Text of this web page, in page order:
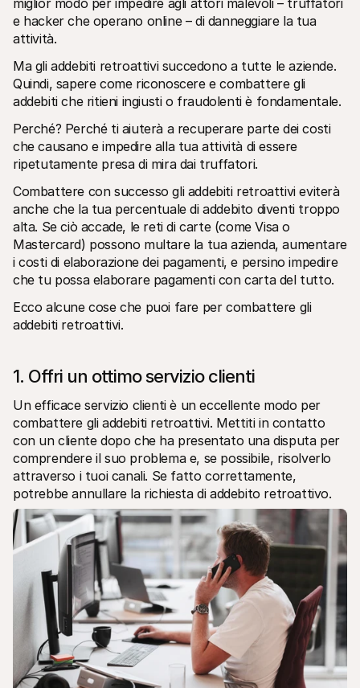
miglior modo per impedire agli attori malevoli – truffatori
e hacker che operano online – di danneggiare la tua
attività.
Ma gli addebiti retroattivi succedono a tutte le aziende.
Quindi, sapere come riconoscere e combattere gli
addebiti che ritieni ingiusti o fraudolenti è fondamentale.
Perché? Perché ti aiuterà a recuperare parte dei costi
che causano e impedire alla tua attività di essere
ripetutamente presa di mira dai truffatori.
Combattere con successo gli addebiti retroattivi eviterà
anche che la tua percentuale di addebito diventi troppo
alta. Se ciò accade, le reti di carte (come Visa o
Mastercard) possono multare la tua azienda, aumentare
i costi di elaborazione dei pagamenti, e persino impedire
che tu possa elaborare pagamenti con carta del tutto.
Ecco alcune cose che puoi fare per combattere gli
addebiti retroattivi.
1. Offri un ottimo servizio clienti
Un efficace servizio clienti è un eccellente modo per
combattere gli addebiti retroattivi. Mettiti in contatto
con un cliente dopo che ha presentato una disputa per
comprendere il suo problema e, se possibile, risolverlo
attraverso i tuoi canali. Se fatto correttamente,
potrebbe annullare la richiesta di addebito retroattivo.